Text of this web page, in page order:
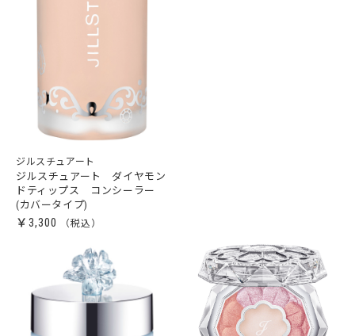
ジルスチュアート
ジルスチュアート ダイヤモン
ドティップス コンシーラー
(カバータイプ)
￥3,300